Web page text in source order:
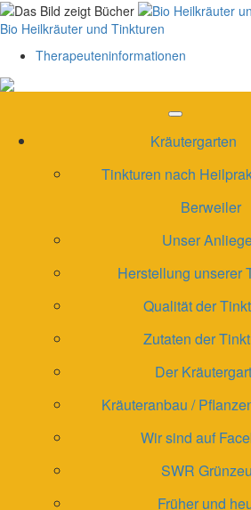
Skip
to
Bio Heilkräuter und Tinkturen
Therapeuteninformationen
Kräutergarten
Tinkturen nach
Berweiler
Unser
Herstellung unserer
Qualität der
Zutaten der
Der
Kräuteranbau /
Wir sind auf
SWR
Früher und